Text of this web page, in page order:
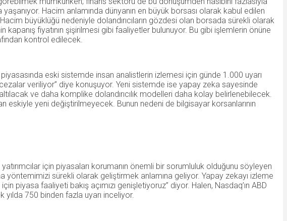
Hacim anlamında dünyanın en büyük borsası olarak kabul edilen
büyüklüğü nedeniyle dolandırıcıların gözdesi olan borsada sürekli olarak
fiyatının şişirilmesi gibi faaliyetler bulunuyor. Bu gibi işlemlerin önüne
kontrol edilecek.
eski sistemde insan analistlerin izlemesi için günde 1.000 uyarı
cezalar veriliyor” diye konuşuyor. Yeni sistemde ise yapay zeka sayesinde
ve daha komplike dolandırıcılık modelleri daha kolay belirlenebilecek.
yeni değiştirilmeyecek. Bunun nedeni de bilgisayar korsanlarının
için piyasaları korumanın önemli bir sorumluluk olduğunu söyleyen
sürekli olarak geliştirmek anlamına geliyor. Yapay zekayı izleme
faaliyeti bakış açımızı genişletiyoruz” diyor. Halen, Nasdaq’ın ABD
yılda 750 binden fazla uyarı inceliyor.